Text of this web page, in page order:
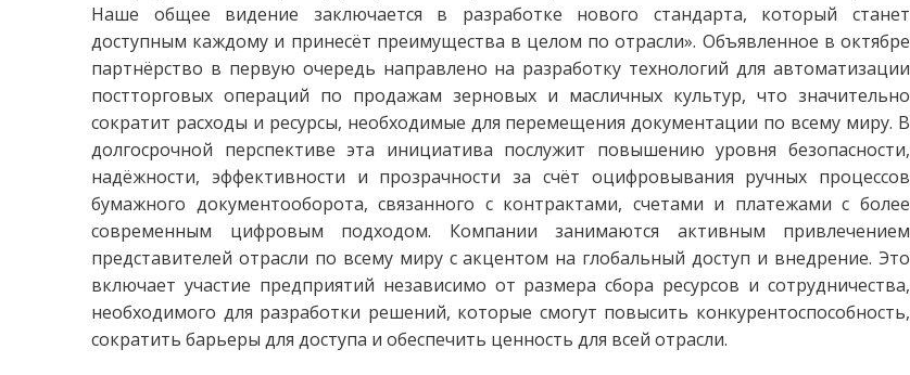
Наше общее видение заключается в разработке нового стандарта, который станет
доступным каждому и принесёт преимущества в целом по отрасли». Объявленное в октябре
партнёрство в первую очередь направлено на разработку технологий для автоматизации
постторговых операций по продажам зерновых и масличных культур, что значительно
сократит расходы и ресурсы, необходимые для перемещения документации по всему миру. В
долгосрочной перспективе эта инициатива послужит повышению уровня безопасности,
надёжности, эффективности и прозрачности за счёт оцифровывания ручных процессов
бумажного документооборота, связанного с контрактами, счетами и платежами с более
современным цифровым подходом. Компании занимаются активным привлечением
представителей отрасли по всему миру с акцентом на глобальный доступ и внедрение. Это
включает участие предприятий независимо от размера сбора ресурсов и сотрудничества,
необходимого для разработки решений, которые смогут повысить конкурентоспособность,
сократить барьеры для доступа и обеспечить ценность для всей отрасли.